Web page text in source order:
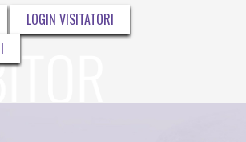
LOGIN VISITATORI